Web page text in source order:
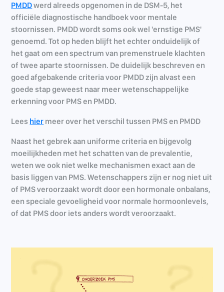
PMDDwerd alreeds opgenomen in de DSM-5, het
officiële diagnostische handboek voor mentale
stoornissen. PMDD wordt soms ook wel 'ernstige PMS'
genoemd. Tot op heden blijft het echter onduidelijk of
het gaat om een spectrum van premenstruele klachten
of twee aparte stoornissen. De duidelijk beschreven en
goed afgebakende criteria voor PMDD zijn alvast een
goede stap geweest naar meer wetenschappelijke
erkenning voor PMS en PMDD.
Lees hier meer over het verschil tussen PMS en PMDD
Naast het gebrek aan uniforme criteria en bijgevolg
moeilijkheden met het schatten van de prevalentie,
weten we ook niet welke mechanismen exact aan de
basis liggen van PMS. Wetenschappers zijn er nog niet uit
of PMS veroorzaakt wordt door een hormonale onbalans,
een speciale gevoeligheid voor normale hormoonlevels,
of dat PMS door iets anders wordt veroorzaakt.